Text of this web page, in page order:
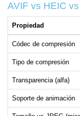
AVIF vs HEIC
Propiedad
Códec de compresión
Tipo de compresión
Transparencia (alfa)
Soporte de animación